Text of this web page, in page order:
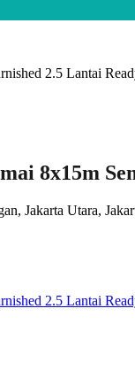
8x15m
Jakarta Utara,